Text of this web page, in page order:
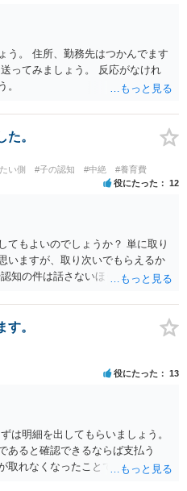
う。 住所、勤務先はつかんでます
ってみましょう。 反応がなけれ
。
。
い側 #子の認知 #中絶 #養育費
役にたった 12
てもよいのでしょうか？ 単に取り
いますが、取り次いでもらえるか
知の件は話さないほうがよいと思
てもらうことも検討されてくださ
れてみてもよいと思います。
。
役にたった 13
は明細を出してもらいましょう。
あると確認できるならば支払う
取れなくなったことで不信感もあ